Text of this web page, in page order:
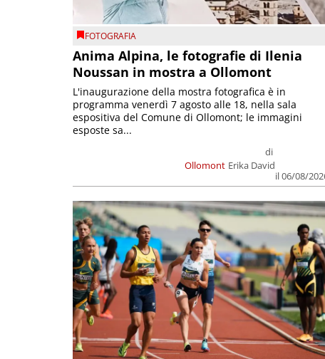
FOTOGRAFIA
Anima Alpina, le fotografie di Ilenia
Noussan in mostra a Ollomont
Ollomont
di
Erika David
il 06/08/
L'inaugurazione della mostra fotografica è in
programma venerdì 7 agosto alle 18, nella sala
espositiva del Comune di Ollomont; le immagini
esposte sa...